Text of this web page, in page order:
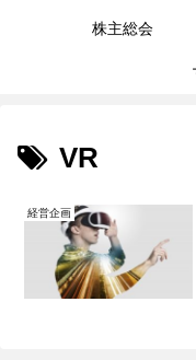
株主総会
VR
経営企画